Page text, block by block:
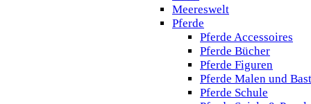
Meereswelt
Pferde
Pferde Accessoires
Pferde Bücher
Pferde Figuren
Pferde Malen und
Pferde Schule